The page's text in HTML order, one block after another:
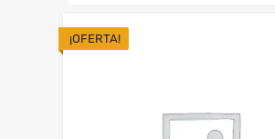
¡OFERTA!